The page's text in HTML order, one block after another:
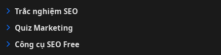
Trắc nghiệm SEO
Quiz Marketing
Công cụ SEO Free